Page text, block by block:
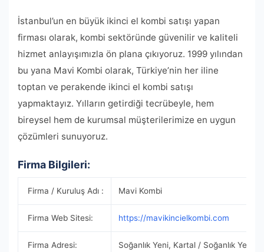
İstanbul’un en büyük ikinci el kombi satışı yapan
firması olarak, kombi sektöründe güvenilir ve kaliteli
hizmet anlayışımızla ön plana çıkıyoruz. 1999 yılından
bu yana Mavi Kombi olarak, Türkiye’nin her iline
toptan ve perakende ikinci el kombi satışı
yapmaktayız. Yılların getirdiği tecrübeyle, hem
bireysel hem de kurumsal müşterilerimize en uygun
çözümleri sunuyoruz.
Firma Bilgileri:
Firma / Kuruluş Adı : Mavi Kombi
Firma Web Sitesi: https://mavikincielkombi.com
Firma Adresi: Soğanlık Yeni, Kartal / Soğanlık